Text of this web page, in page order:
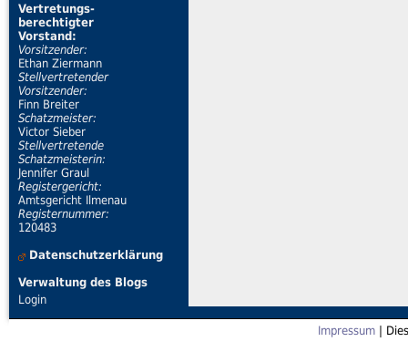
Vertretungs-
berechtigter
Vorstand:
Vorsitzender:
Ethan Ziermann
Stellvertretender
Vorsitzender:
Finn Breiter
Schatzmeister:
Victor Sieber
Stellvertretende
Schatzmeisterin:
Jennifer Graul
Registergericht:
Amtsgericht Ilmenau
Registernummer:
120483
Datenschutzerklärung
Verwaltung des Blogs
Login
Impressum |